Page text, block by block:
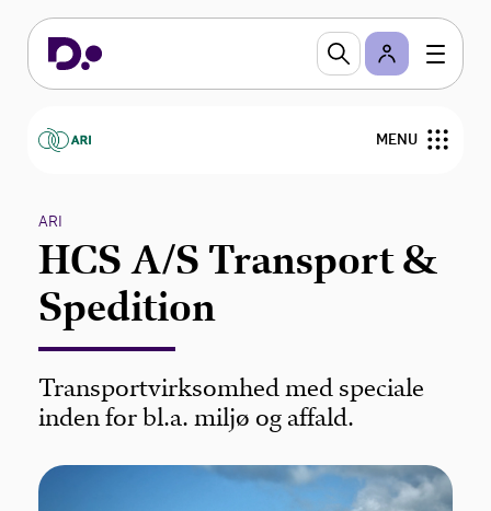
MENU
ARI arbejder for
Aktuelt
ARI's medlemmer
Bestyrelse
Viden om affaldssektoren
ARI
HCS A/S Transport &
Spedition
Transportvirksomhed med speciale
inden for bl.a. miljø og affald.